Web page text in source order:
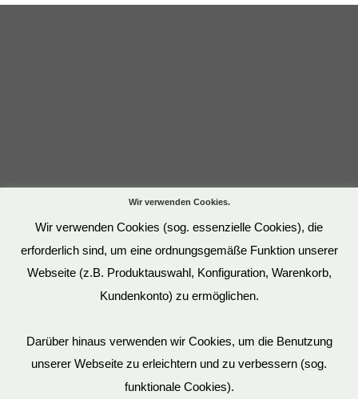
Wir verwenden Cookies.
Wir verwenden Cookies (sog. essenzielle Cookies), die
erforderlich sind, um eine ordnungsgemäße Funktion unserer
Webseite (z.B. Produktauswahl, Konfiguration, Warenkorb,
Kundenkonto) zu ermöglichen.
Darüber hinaus verwenden wir Cookies, um die Benutzung
unserer Webseite zu erleichtern und zu verbessern (sog.
funktionale Cookies).